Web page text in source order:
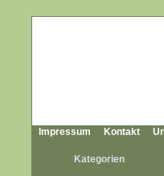
Impressum Kontakt
Kategorien